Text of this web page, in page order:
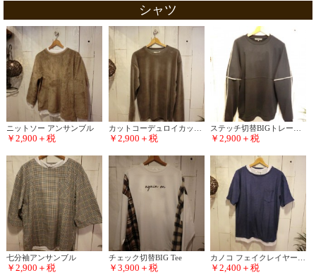
シャツ
ニットソー アンサンブル
￥2,900＋税 ￥2,900＋税 ￥2,900＋税
七分袖アンサンブル
￥2,900＋税
チェック切替BIG Tee
￥3,900＋税 ￥2,400＋税